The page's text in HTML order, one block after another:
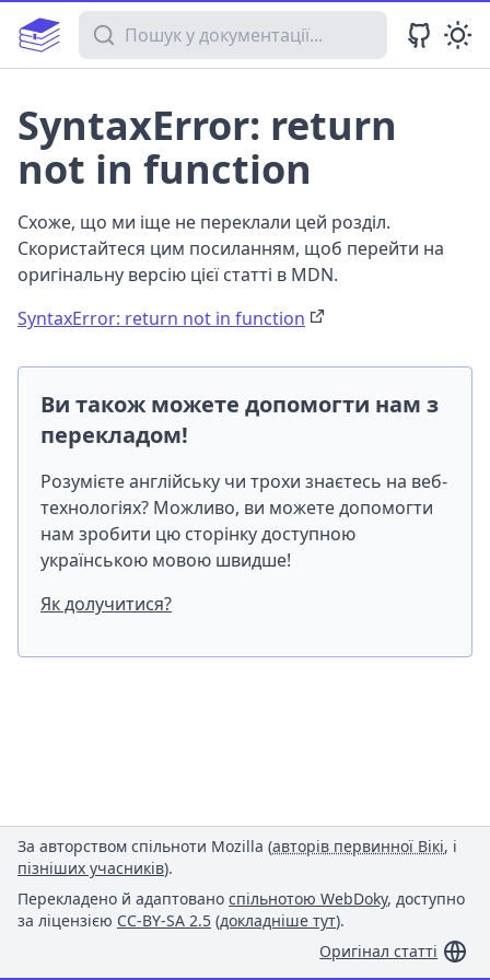
Пошук у документації
SyntaxError: return
not in function
Схоже, що ми іще не переклали цей розділ.
Скористайтеся цим посиланням, щоб перейти на
оригінальну версію цієї статті в MDN.
SyntaxError: return not in function
Ви також можете допомогти нам з
перекладом!
Розумієте англійську чи трохи знаєтесь на веб-
технологіях? Можливо, ви можете допомогти
нам зробити цю сторінку доступною
українською мовою швидше!
Як долучитися?
За авторством спільноти Mozilla (авторів первинної Вікі, і
пізніших учасників).
Перекладено й адаптовано спільнотою WebDoky, доступно
за ліцензією CC-BY-SA 2.5 (докладніше тут).
Оригінал статті